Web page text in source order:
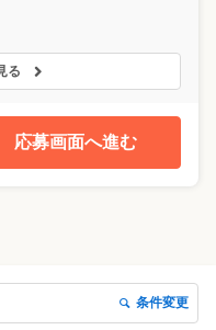
る
応募画面へ進む
条件変更